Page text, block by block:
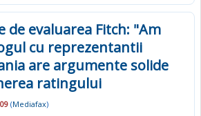
de evaluarea Fitch: "Am
cu reprezentantii
are argumente solide
ratingului
(Mediafax)